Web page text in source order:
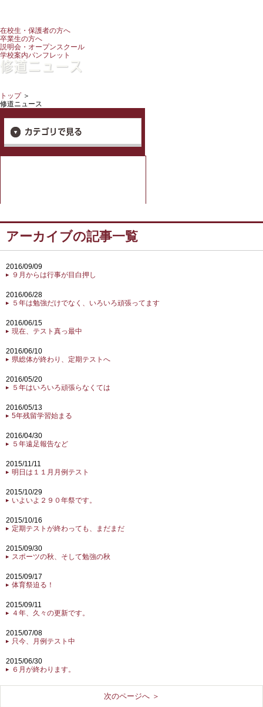
在校生・保護者の方へ
卒業生の方へ
説明会・オープンスクール
学校案内パンフレット
トップ＞
修道ニュース
アーカイブの記事一覧
2016/09/09
９月からは行事が目白押し
2016/06/28
５年は勉強だけでなく、いろいろ頑張ってます
2016/06/15
現在、テスト真っ最中
2016/06/10
県総体が終わり、定期テストへ
2016/05/20
５年はいろいろ頑張らなくては
2016/05/13
5年残留学習始まる
2016/04/30
５年遠足報告など
2015/11/11
明日は１１月月例テスト
2015/10/29
いよいよ２９０年祭です。
2015/10/16
定期テストが終わっても、まだまだ
2015/09/30
スポーツの秋、そして勉強の秋
2015/09/17
体育祭迫る！
2015/09/11
４年、久々の更新です。
2015/07/08
只今、月例テスト中
2015/06/30
６月が終わります。
次のページへ ＞